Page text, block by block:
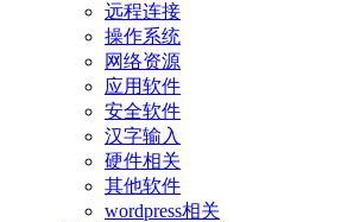
远程连接
操作系统
网络资源
应用软件
安全软件
汉字输入
硬件相关
其他软件
wordpress相关